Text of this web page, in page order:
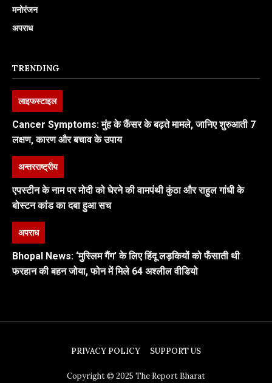
मनोरंजन
अपराध
TRENDING
लाइफस्टाइल
Cancer Symptoms: मुंह के कैंसर के बढ़ते मामले, जानिए शुरुआती 7
लक्षण, कारण और बचाव के उपाय
अन्तरराष्ट्रीय
एपस्टीन के नाम पर मोदी को घेरने की वामपंथी कुंठा और राहुल गांधी के
बोस्टन कांड का दबा हुआ सच
अपराध
Bhopal News: ‘मुस्लिम गैंग’ के लिए हिंदू लड़कियों को फँसाती थी
फरहान की बहन जोया, फोन में मिले 64 अश्लील वीडियो
PRIVACY POLICY SUPPORT US
Copyright © 2025 The Report Bharat